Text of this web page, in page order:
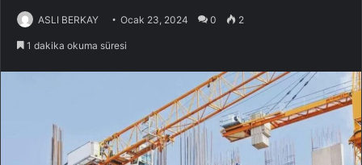
ASLI BERKAY Ocak 23, 2024 0 2
1 dakika okuma süresi